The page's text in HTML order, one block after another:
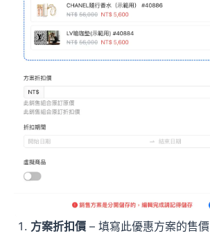
方案折扣價 – 填寫此優惠方案的售價